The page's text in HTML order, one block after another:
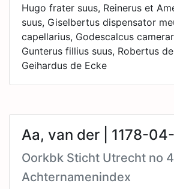
Hugo frater suus, Reinerus et
suus, Giselbertus dispensator
capellarius, Godescalcus
Gunterus fillius suus, Robertus
Geihardus de Ecke
Aa, van der | 1178-
Oorkbk Sticht Utrecht no
Achternamenindex